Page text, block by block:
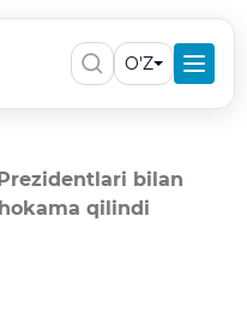
O'Z
bilan
qilindi